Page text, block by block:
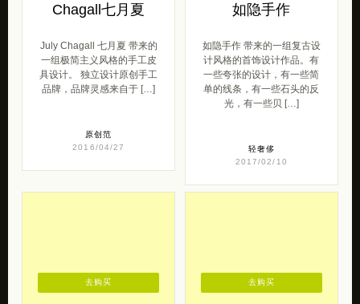
Chagall七月夏
July Chagall 七月夏 带来的
一组极简主义风格的手工皮
具设计。 独立设计原创手工
品牌，品牌灵感来自于 […]
原创范
2016/04/27
如隐手作
如隐手作 带来的一组复古设
计风格的首饰设计作品。有
一些夸张的设计，有一些简
单的线条，有一些石头的反
光，有一些贝 […]
轻奢侈
2017/02/10
去购买 去购买